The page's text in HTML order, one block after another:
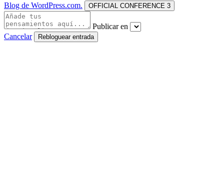
Blog de WordPress.com. OFFICIAL CONFERENCE 3
Publicar en
Cancelar